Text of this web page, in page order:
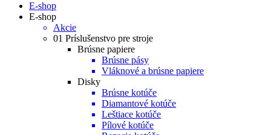
E-shop
E-shop
Akcie
01 Príslušenstvo pre stroje
Brúsne papiere
Brúsne pásy
Vláknové a brúsne papiere
Disky
Brúsne kotúče
Diamantové kotúče
Leštiace kotúče
Pílové kotúče